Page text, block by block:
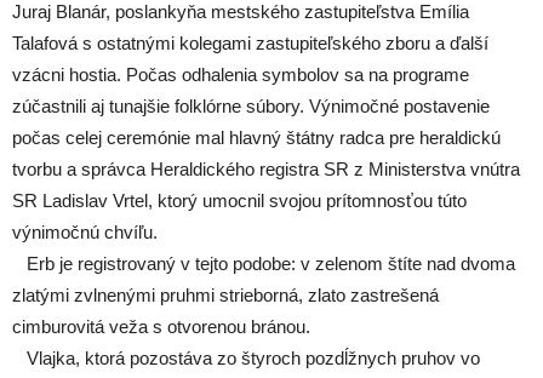
Juraj Blanár, poslankyňa mestského zastupiteľstva Emília
Talafová s ostatnými kolegami zastupiteľského zboru a ďalší
vzácni hostia. Počas odhalenia symbolov sa na programe
zúčastnili aj tunajšie folklórne súbory. Výnimočné postavenie
počas celej ceremónie mal hlavný štátny radca pre heraldickú
tvorbu a správca Heraldického registra SR z Ministerstva vnútra
SR Ladislav Vrtel, ktorý umocnil svojou prítomnosťou túto
výnimočnú chvíľu.
Erb je registrovaný v tejto podobe: v zelenom štíte nad dvoma
zlatými zvlnenými pruhmi strieborná, zlato zastrešená
cimburovitá veža s otvorenou bránou.
Vlajka, ktorá pozostáva zo štyroch pozdĺžnych pruhov vo